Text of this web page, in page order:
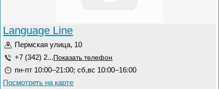
Language Line
Пермская улица, 10
+7 (342) 2... Показать телефон
пн-пт 10:00–21:00; сб,вс 10:00–16:00
Посмотреть на карте